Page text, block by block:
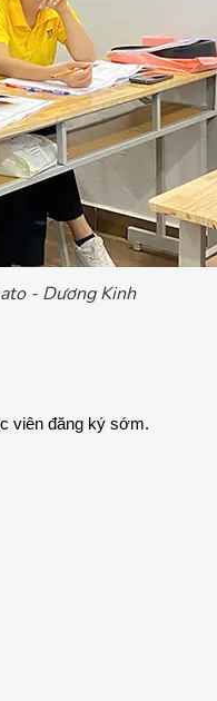
- Dương Kinh
viên đăng ký sớm.